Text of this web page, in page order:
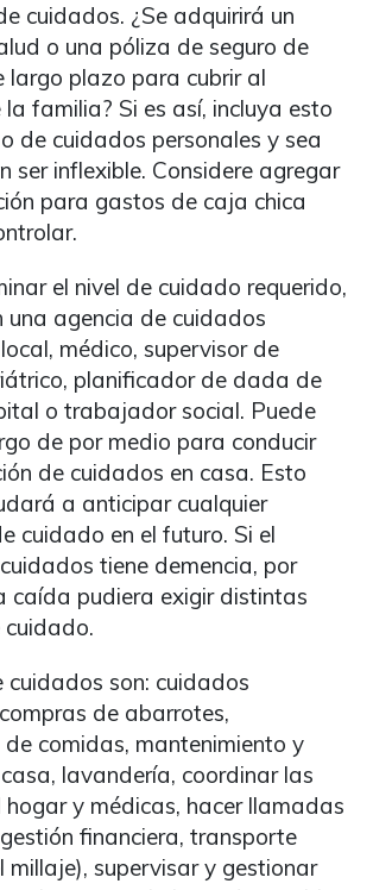
cuidados. ¿Se adquirirá un
o una póliza de seguro de
largo plazo para cubrir al
familia? Si es así, incluya esto
de cuidados personales y sea
ser inflexible. Considere agregar
para gastos de caja chica
el nivel de cuidado requerido,
una agencia de cuidados
médico, supervisor de
planificador de dada de
o trabajador social. Puede
de por medio para conducir
de cuidados en casa. Esto
a anticipar cualquier
cuidado en el futuro. Si el
tiene demencia, por
caída pudiera exigir distintas
cuidado.
cuidados son: cuidados
de abarrotes,
comidas, mantenimiento y
lavandería, coordinar las
y médicas, hacer llamadas
financiera, transporte
millaje), supervisar y gestionar